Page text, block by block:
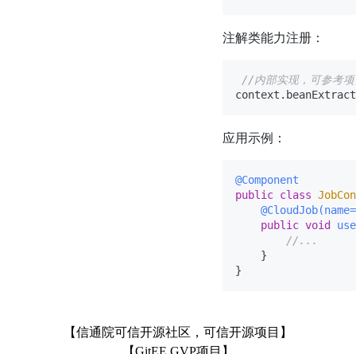
注解类能力注册：
//内部实现，可参考项
应用示例：
@Component
public class
public void
//...
    }
【信通院可信开源社区，可信开源项目】
【GitEE GVP项目】